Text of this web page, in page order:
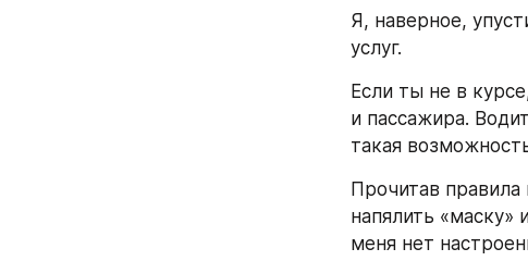
Я, наверное,
услуг.
Если ты не в
и пассажира.
такая
Прочитав
напялить
меня нет